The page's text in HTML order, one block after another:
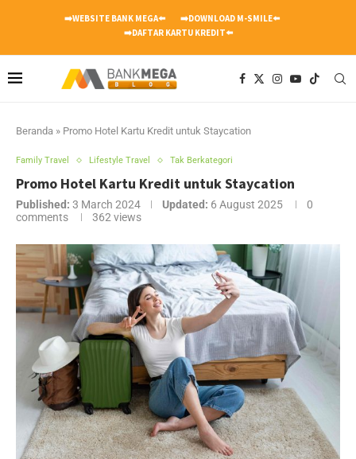
➡️WEBSITE BANK MEGA⬅️
➡️DOWNLOAD M-SMILE⬅️
➡️DAFTAR KARTU KREDIT⬅️
Beranda » Promo Hotel Kartu Kredit untuk Staycation
Family Travel Lifestyle Travel Tak Berkategori
Promo Hotel Kartu Kredit untuk Staycation
Published: 3 March 2024 Updated: 6 August 2025
0
comments
362 views